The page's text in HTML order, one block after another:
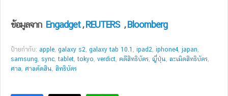
ข้อมูลจาก Engadget,REUTERS ,Bloomberg
ป้ายกำกับ: apple, galaxy s2, galaxy tab 10.1 , ipad2, iphone4, japan,
samsung, sync,tablet,tokyo, verdict, คดีสิทธิบัตร, ญี่ปุ่น, ละเมิดสิทธิบัตร,
ศาล, ศาลตัดสิน, สิทธิบัตร